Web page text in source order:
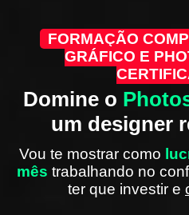
FORMAÇÃO
GRÁFICO E
Domine o
um designer
Vou te mostrar como
mês trabalhando no
ter que investir e